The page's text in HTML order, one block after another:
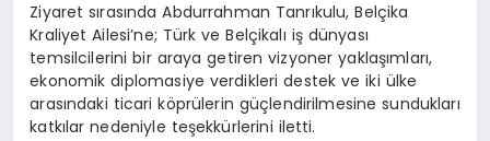
Ziyaret sırasında Abdurrahman Tanrıkulu, Belçika
Kraliyet Ailesi’ne; Türk ve Belçikalı iş dünyası
temsilcilerini bir araya getiren vizyoner yaklaşımları,
ekonomik diplomasiye verdikleri destek ve iki ülke
arasındaki ticari köprülerin güçlendirilmesine sundukları
katkılar nedeniyle teşekkürlerini iletti.